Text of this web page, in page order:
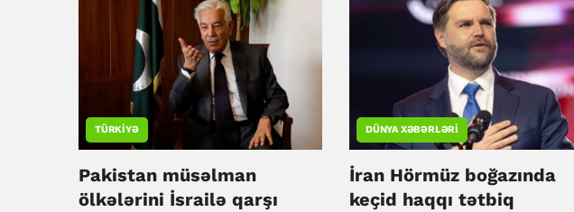
TÜRKIYƏ
Pakistan müsəlman
ölkələrini İsrailə qarşı
DÜNYA XƏBƏRLƏRI
İran Hörmüz boğazında
keçid haqqı tətbiq